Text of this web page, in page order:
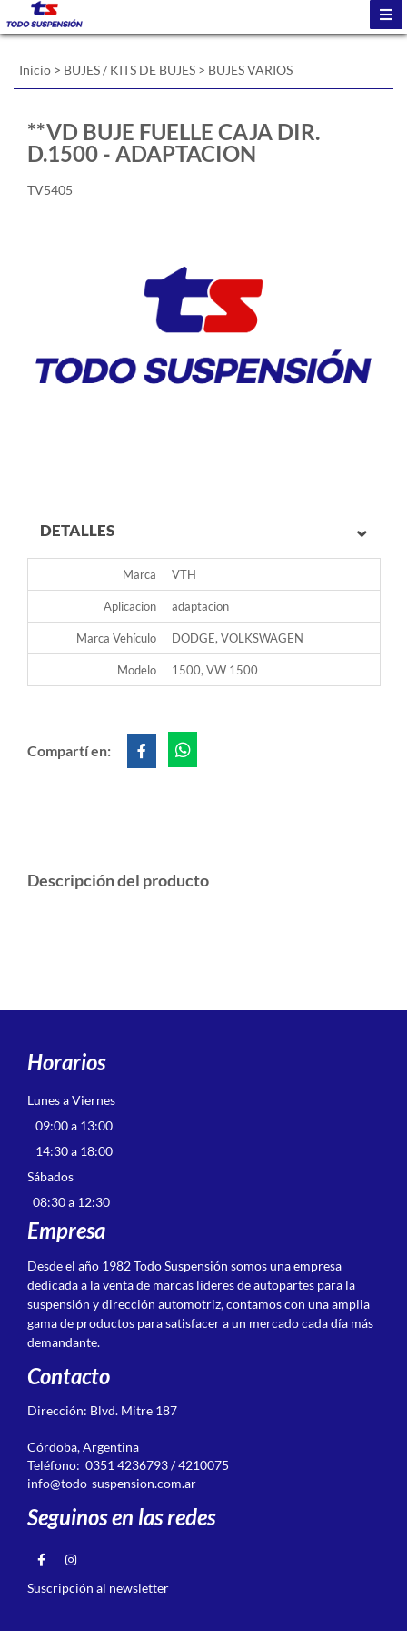
Inicio > BUJES / KITS DE BUJES > BUJES VARIOS
**VD BUJE FUELLE CAJA DIR.
D.1500 - ADAPTACION
TV5405
DETALLES
Marca VTH
Aplicacion adaptacion
Marca Vehículo DODGE, VOLKSWAGEN
Modelo 1500, VW 1500
Compartí en:
Descripción del producto
Horarios
Lunes a Viernes
09:00 a 13:00
14:30 a 18:00
Sábados
08:30 a 12:30
Empresa
Desde el año 1982 Todo Suspensión somos una empresa
dedicada a la venta de marcas líderes de autopartes para la
suspensión y dirección automotriz, contamos con una amplia
gama de productos para satisfacer a un mercado cada día más
demandante.
Contacto
Dirección: Blvd. Mitre 187
Córdoba, Argentina
Teléfono: 0351 4236793 / 4210075
info@todo-suspension.com.ar
Seguinos en las redes
Suscripción al newsletter